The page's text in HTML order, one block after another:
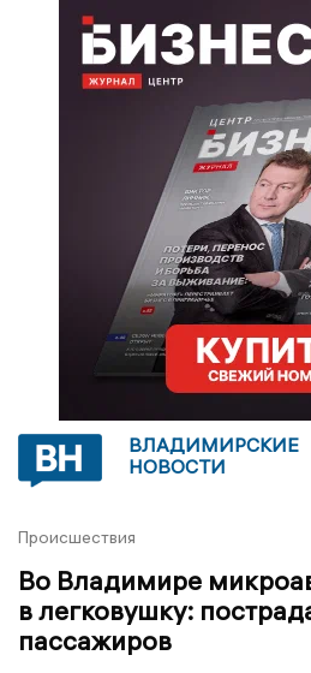
ВЛАДИМИРСКИЕ
НОВОСТИ
Происшествия
Во Владимире
в легковушку:
пассажиров